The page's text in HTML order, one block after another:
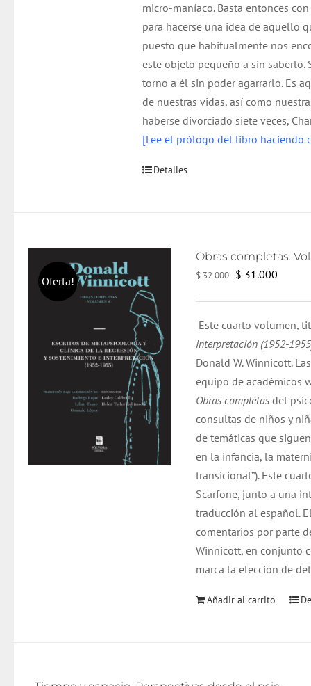
micro-maníaco. Basta entonces
para hacerse una idea de aquello
puesto que habitualmente nos
este objeto pequeño a sin saberlo.
torno a él sin poder agarrarlo. Es
de nuestras vidas, así como
haberse divorciado siete veces,
[Lee el prólogo del libro haciendo
Detalles
Oferta! $32.000 El
era:
$ 32.000.
$ 31.000
es:
$
Este cuarto volumen,
interpretación (1952-
Donald W. Winnicott.
equipo de académicos
Obras completasdel
consultas de niños y
de temáticas que
en la infancia, la
transicional”). Este
Scarfone, junto a una
traducción al español.
comentarios por parte
Winnicott, en conjunto
marca la elección de
Añadir al carrito